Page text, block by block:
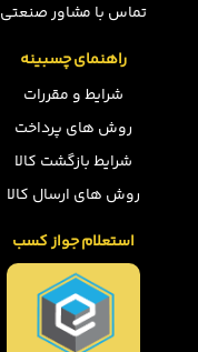
تماس با مشاور صنعتی
راهنمای چسبینه
شرایط و مقررات
روش های پرداخت
شرایط بازگشت کالا
روش های ارسال کالا
استعلام جواز کسب